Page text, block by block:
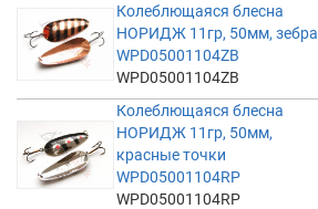
Колеблющаяся блесна
НОРИДЖ 11гр, 50мм, зебра
WPD05001104ZB
WPD05001104ZB
Колеблющаяся блесна
НОРИДЖ 11гр, 50мм,
красные точки
WPD05001104RP
WPD05001104RP